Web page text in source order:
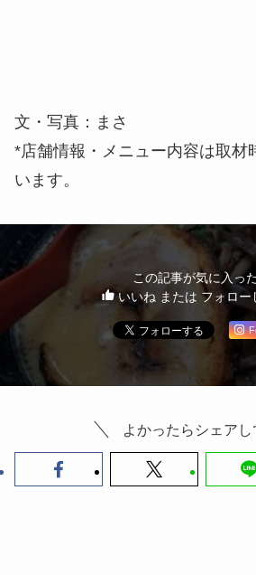
文・写真：まさ
*店舗情報・メニュー内容は取材
います。
この記事が気に入っ
いいね または フォロー
よかったらシェアし